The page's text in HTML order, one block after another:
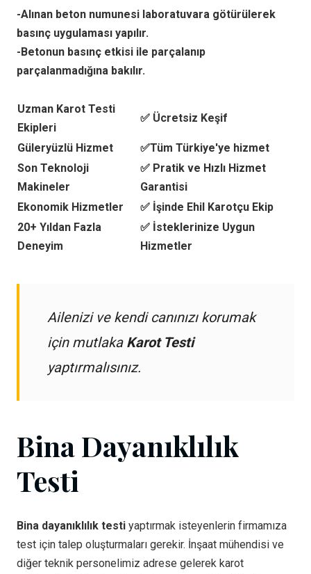
-Alınan beton numunesi laboratuvara götürülerek
basınç uygulaması yapılır.
-Betonun basınç etkisi ile parçalanıp
parçalanmadığına bakılır.
Uzman Karot Testi
Ekipleri
✅ Ücretsiz Keşif
Güleryüzlü Hizmet
✅Tüm Türkiye'ye hizmet
Son Teknoloji
Makineler
✅ Pratik ve Hızlı Hizmet
Garantisi
Ekonomik Hizmetler
✅ İşinde Ehil Karotçu Ekip
20+ Yıldan Fazla
Deneyim
✅ İsteklerinize Uygun
Hizmetler
Ailenizi ve kendi canınızı korumak
için mutlaka Karot Testi
yaptırmalısınız.
Bina Dayanıklılık
Testi
Bina dayanıklılık testi yaptırmak isteyenlerin firmamıza
test için talep oluşturmaları gerekir. İnşaat mühendisi ve
diğer teknik personelimiz adrese gelerek karot